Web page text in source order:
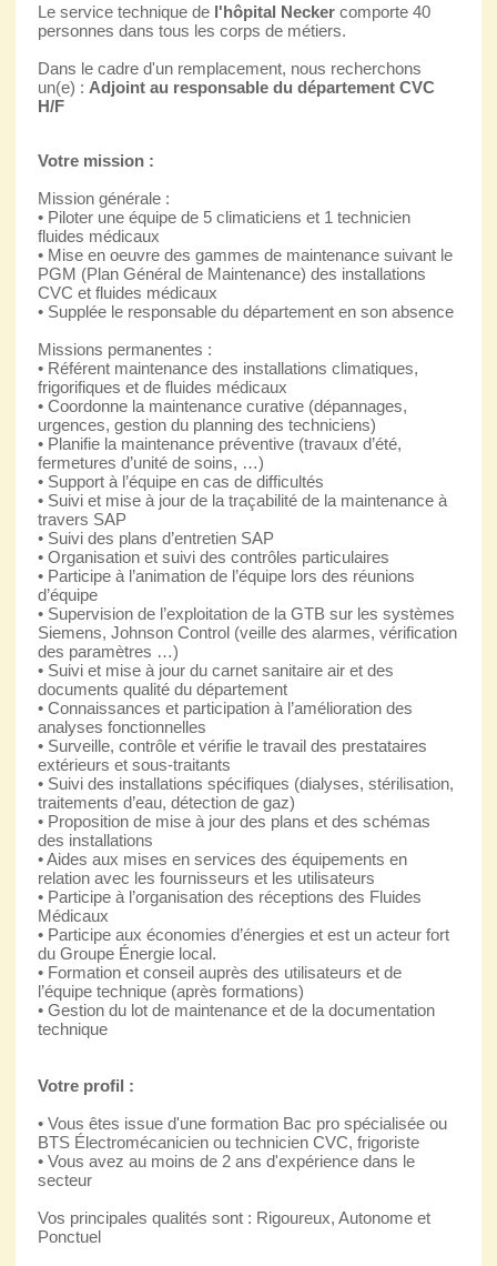
Le service technique de l'hôpital Neckercomporte 40
personnes dans tous les corps de métiers.
Dans le cadre d'un remplacement, nous recherchons
un(e) : Adjoint au responsable du département CVC
H/F
Votre mission :
Mission générale :
• Piloter une équipe de 5 climaticiens et 1 technicien
fluides médicaux
• Mise en oeuvre des gammes de maintenance suivant le
PGM (Plan Général de Maintenance) des installations
CVC et fluides médicaux
• Supplée le responsable du département en son absence
Missions permanentes :
• Référent maintenance des installations climatiques,
frigorifiques et de fluides médicaux
• Coordonne la maintenance curative (dépannages,
urgences, gestion du planning des techniciens)
• Planifie la maintenance préventive (travaux d’été,
fermetures d’unité de soins, …)
• Support à l’équipe en cas de difficultés
• Suivi et mise à jour de la traçabilité de la maintenance à
travers SAP
• Suivi des plans d’entretien SAP
• Organisation et suivi des contrôles particulaires
• Participe à l’animation de l’équipe lors des réunions
d’équipe
• Supervision de l’exploitation de la GTB sur les systèmes
Siemens, Johnson Control (veille des alarmes, vérification
des paramètres …)
• Suivi et mise à jour du carnet sanitaire air et des
documents qualité du département
• Connaissances et participation à l’amélioration des
analyses fonctionnelles
• Surveille, contrôle et vérifie le travail des prestataires
extérieurs et sous-traitants
• Suivi des installations spécifiques (dialyses, stérilisation,
traitements d’eau, détection de gaz)
• Proposition de mise à jour des plans et des schémas
des installations
• Aides aux mises en services des équipements en
relation avec les fournisseurs et les utilisateurs
• Participe à l’organisation des réceptions des Fluides
Médicaux
• Participe aux économies d’énergies et est un acteur fort
du Groupe Énergie local.
• Formation et conseil auprès des utilisateurs et de
l’équipe technique (après formations)
• Gestion du lot de maintenance et de la documentation
technique
Votre profil :
• Vous êtes issue d'une formation Bac pro spécialisée ou
BTS Électromécanicien ou technicien CVC, frigoriste
• Vous avez au moins de 2 ans d'expérience dans le
secteur
Vos principales qualités sont : Rigoureux, Autonome et
Ponctuel